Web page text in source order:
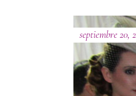
septiembre 20,